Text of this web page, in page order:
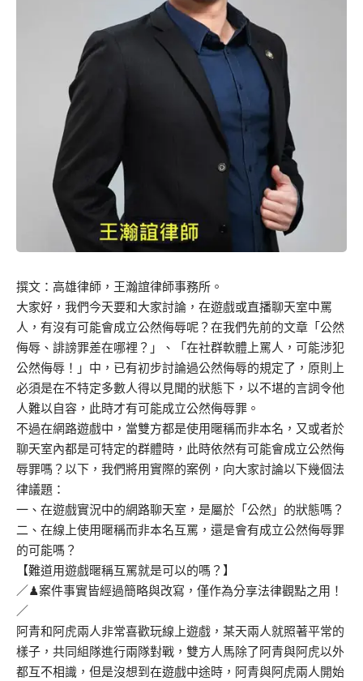
撰文：高雄律師，王瀚誼律師事務所。
大家好，我們今天要和大家討論，在遊戲或直播聊天室中罵
人，有沒有可能會成立公然侮辱呢？在我們先前的文章「公然
侮辱、誹謗罪差在哪裡？」、「在社群軟體上罵人，可能涉犯
公然侮辱！」中，已有初步討論過公然侮辱的規定了，原則上
必須是在不特定多數人得以見聞的狀態下，以不堪的言詞令他
人難以自容，此時才有可能成立公然侮辱罪。
不過在網路遊戲中，當雙方都是使用暱稱而非本名，又或者於
聊天室內都是可特定的群體時，此時依然有可能會成立公然侮
辱罪嗎？以下，我們將用實際的案例，向大家討論以下幾個法
律議題：
一、在遊戲實況中的網路聊天室，是屬於「公然」的狀態嗎？
二、在線上使用暱稱而非本名互罵，還是會有成立公然侮辱罪
的可能嗎？
【難道用遊戲暱稱互罵就是可以的嗎？】
／♟案件事實皆經過簡略與改寫，僅作為分享法律觀點之用！
／
阿青和阿虎兩人非常喜歡玩線上遊戲，某天兩人就照著平常的
樣子，共同組隊進行兩隊對戰，雙方人馬除了阿青與阿虎以外
都互不相識，但是沒想到在遊戲中途時，阿青與阿虎兩人開始